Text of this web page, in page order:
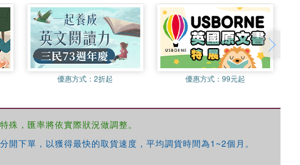
優惠方式：2折起 優惠方式：99元起
，匯率將依實際狀況做調整。
下單，以獲得最快的取貨速度，平均調貨時間為1~2個月。